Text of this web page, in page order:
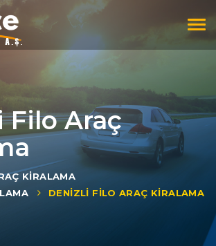
Filo Araç
KIRALAMA
DENIZLI FILO ARAÇ KIRALAMA